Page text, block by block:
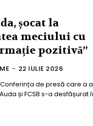
șocat la
meciului cu
pozitivă”
- 22 IULIE 2026
de presă care a
și FCSB s-a desfășurat